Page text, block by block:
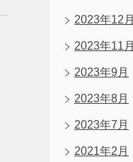
2023年12月
2023年11月
2023年9月
2023年8月
2023年7月
2021年2月